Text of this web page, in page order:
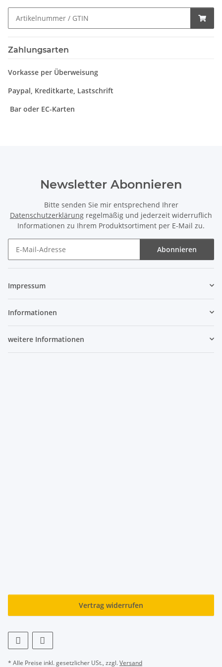
Zahlungsarten
Vorkasse per Überweisung
Paypal, Kreditkarte, Lastschrift
Bar oder EC-Karten
Newsletter Abonnieren
Bitte senden Sie mir entsprechend Ihrer
Datenschutzerklärung regelmäßig und jederzeit widerruflich
Informationen zu Ihrem Produktsortiment per E-Mail zu.
Abonnieren
Impressum
Informationen
weitere Informationen
Vertrag widerrufen
* Alle Preise inkl. gesetzlicher USt., zzgl.Versand